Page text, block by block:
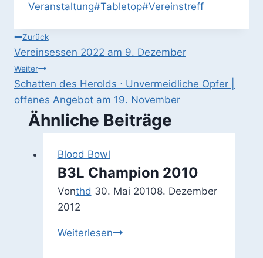
Veranstaltung#Tabletop#Vereinstreff
Beitragsnavigation
Zurück
Vereinsessen 2022 am 9. Dezember
Weiter
Schatten des Herolds ⋅ Unvermeidliche Opfer |
offenes Angebot am 19. November
Ähnliche Beiträge
Blood Bowl
B3L Champion 2010
Vonthd 30. Mai 20108. Dezember
2012
WeiterlesenB3L